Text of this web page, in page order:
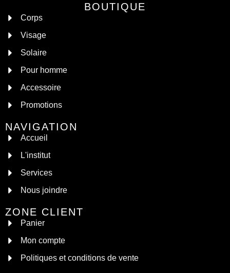
BOUTIQUE
Corps
Visage
Solaire
Pour homme
Accessoire
Promotions
NAVIGATION
Accueil
L'institut
Services
Nous joindre
ZONE CLIENT
Panier
Mon compte
Politiques et conditions de vente